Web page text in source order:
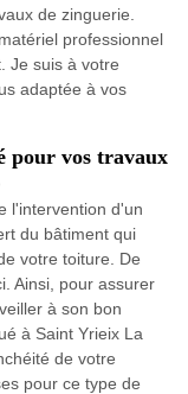
de zinguerie.
professionnel
Je suis à votre
adaptée à vos
pour vos travaux
l'intervention d'un
du bâtiment qui
votre toiture. De
Ainsi, pour assurer
à son bon
à Saint Yrieix La
de votre
pour ce type de